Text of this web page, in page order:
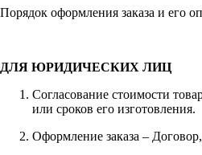
Порядок оформления заказа и его
ДЛЯ ЮРИДИЧЕСКИХ ЛИЦ
Согласование стоимости
или сроков его изготовления.
Оформление заказа –